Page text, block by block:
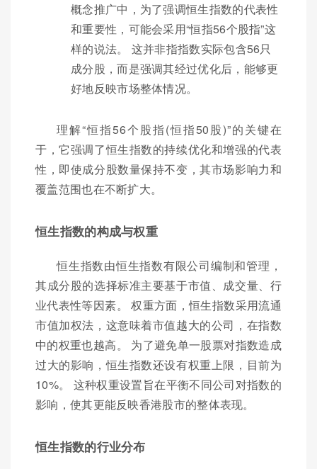
概念推广中，为了强调恒生指数的代表性
和重要性，可能会采用“恒指56个股指”这
样的说法。 这并非指指数实际包含56只
成分股，而是强调其经过优化后，能够更
好地反映市场整体情况。
理解“恒指56个股指(恒指50股)”的关键在
于，它强调了恒生指数的持续优化和增强的代表
性，即使成分股数量保持不变，其市场影响力和
覆盖范围也在不断扩大。
恒生指数的构成与权重
恒生指数由恒生指数有限公司编制和管理，
其成分股的选择标准主要基于市值、成交量、行
业代表性等因素。 权重方面，恒生指数采用流通
市值加权法，这意味着市值越大的公司，在指数
中的权重也越高。 为了避免单一股票对指数造成
过大的影响，恒生指数还设有权重上限，目前为
10%。 这种权重设置旨在平衡不同公司对指数的
影响，使其更能反映香港股市的整体表现。
恒生指数的行业分布